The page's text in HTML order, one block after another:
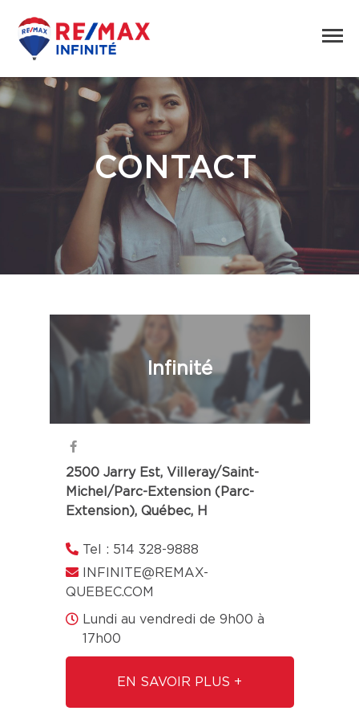
CONTACT
Infinité
2500 Jarry Est, Villeray/Saint-
Michel/Parc-Extension (Parc-
Extension), Québec, H
Tel : 514 328-9888
INFINITE@REMAX-
QUEBEC.COM
Lundi au vendredi de 9h00 à
17h00
EN SAVOIR PLUS +